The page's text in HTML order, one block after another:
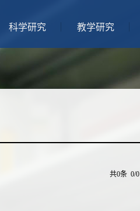
科学研究 教学研究
共0条 0/0